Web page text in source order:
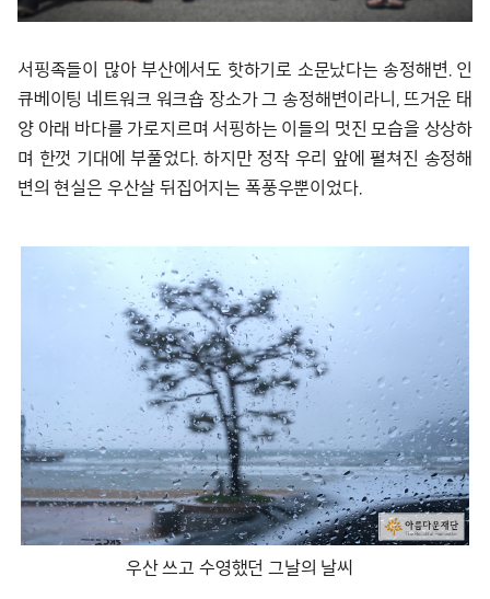
서핑족들이 많아 부산에서도 핫하기로 소문났다는 송정해변. 인
큐베이팅 네트워크 워크숍 장소가 그 송정해변이라니, 뜨거운 태
양 아래 바다를 가로지르며 서핑하는 이들의 멋진 모습을 상상하
며 한껏 기대에 부풀었다. 하지만 정작 우리 앞에 펼쳐진 송정해
변의 현실은 우산살 뒤집어지는 폭풍우뿐이었다.
우산 쓰고 수영했던 그날의 날씨